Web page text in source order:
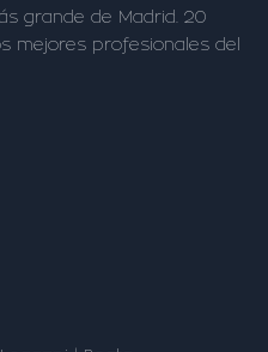
grande de Madrid. 20
mejores profesionales del